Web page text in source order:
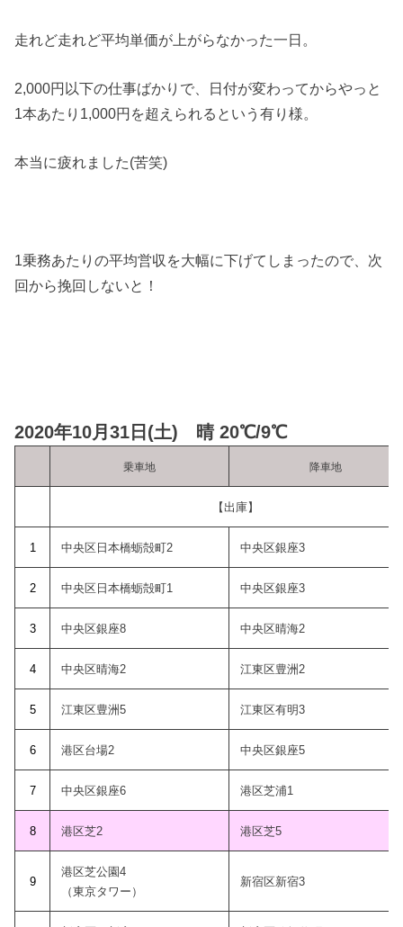
走れど走れど平均単価が上がらなかった一日。
2,000円以下の仕事ばかりで、日付が変わってからやっと
1本あたり1,000円を超えられるという有り様。
本当に疲れました(苦笑)
1乗務あたりの平均営収を大幅に下げてしまったので、次
回から挽回しないと！
2020年10月31日(土) 晴 20℃/9℃
乗車地 降車地
【出庫】
1 中央区日本橋蛎殻町2 中央区銀座3
2 中央区日本橋蛎殻町1 中央区銀座3
3 中央区銀座8 中央区晴海2
4 中央区晴海2 江東区豊洲2
5 江東区豊洲5 江東区有明3
6 港区台場2 中央区銀座5
7 中央区銀座6 港区芝浦1
8 港区芝2 港区芝5
9
港区芝公園4
（東京タワー）
新宿区新宿3